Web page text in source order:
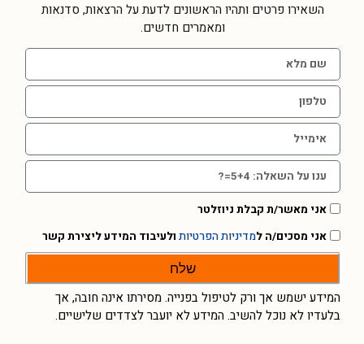
השאירו פרטים ותהיו הראשונים לדעת על הרצאות, סדנאות
ומאמרים חדשים.
אני מאשר/ת קבלת ניוזלטר
אני מסכים/ה למדיניות הפרטיות ולעיבוד המידע ליצירת קשר
שלח
המידע ישמש אך ורק לטיפול בפנייה. מסירתו אינה חובה, אך
בלעדיו לא נוכל להשיב. המידע לא יועבר לצדדים שלישיים.